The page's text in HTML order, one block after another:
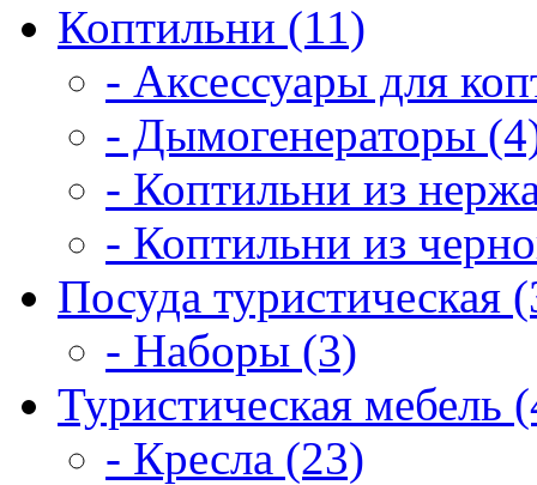
Коптильни (11)
- Аксессуары для
- Дымогенераторы
- Коптильни из
- Коптильни из
Посуда туристическая
- Наборы (3)
Туристическая мебель
- Кресла (23)